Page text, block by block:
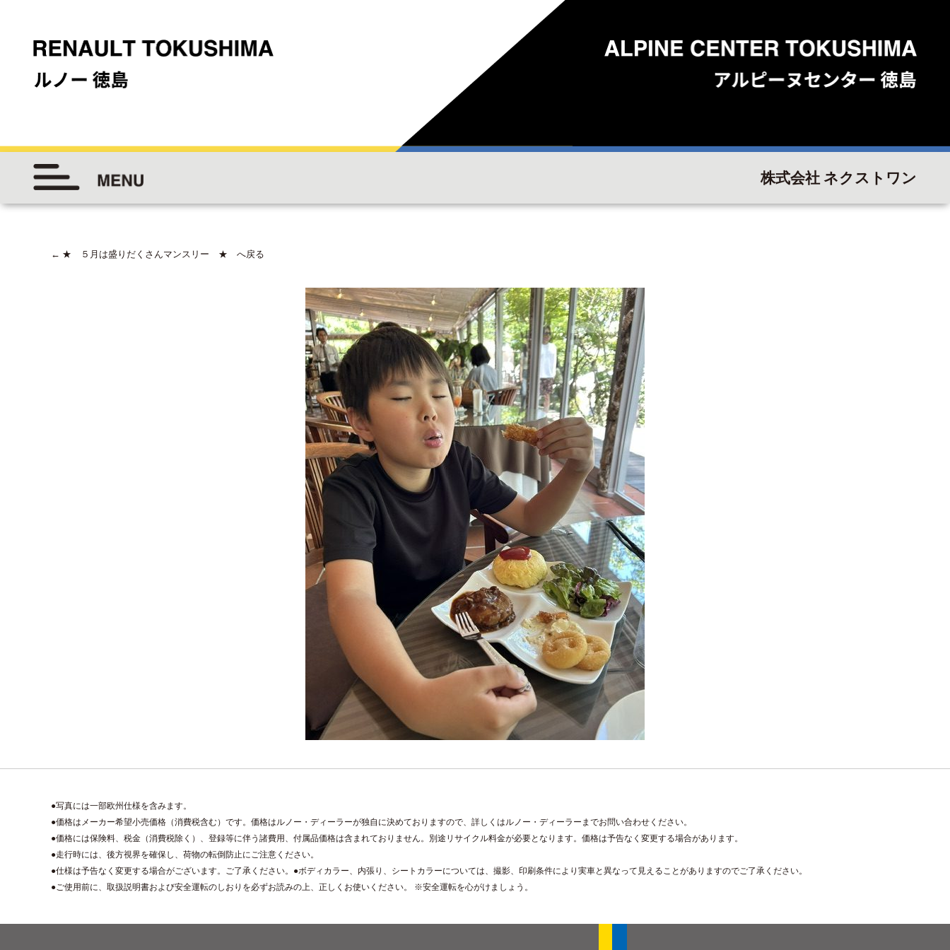
株式会社 ネクストワン
← ★ ５月は盛りだくさんマンスリー ★ へ戻る
●写真には一部欧州仕様を含みます。
●価格はメーカー希望小売価格（消費税含む）です。価格はルノー・ディーラーが独自に決めておりますので、詳しくはルノー・ディーラーまでお問い合わせください。
●価格には保険料、税金（消費税除く）、登録等に伴う諸費用、付属品価格は含まれておりません。別途リサイクル料金が必要となります。価格は予告なく変更する場合があります。
●走行時には、後方視界を確保し、荷物の転倒防止にご注意ください。
●仕様は予告なく変更する場合がございます。ご了承ください。●ボディカラー、内張り、シートカラーについては、撮影、印刷条件により実車と異なって見えることがありますのでご了承ください。
●ご使用前に、取扱説明書および安全運転のしおりを必ずお読みの上、正しくお使いください。 ※安全運転を心がけましょう。